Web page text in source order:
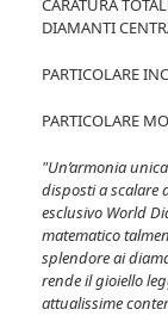
CARATURA
DIAMANTI
PARTICOLARE
PARTICOLARE
"Un’armonia
disposti a scalare
esclusivo World
matematico
splendore ai
rende il gioiello
attualissime